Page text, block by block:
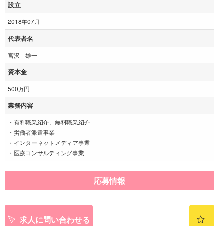
設立
2018年07月
代表者名
宮沢 雄一
資本金
500万円
業務内容
・有料職業紹介、無料職業紹介
・労働者派遣事業
・インターネットメディア事業
・医療コンサルティング事業
応募情報
求人に問い合わせる